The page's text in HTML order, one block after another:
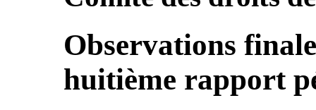
Observations
huitième rapport